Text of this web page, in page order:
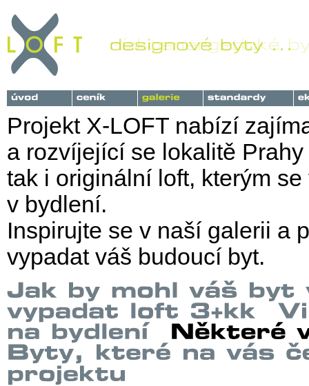
Projekt X-LOFT nabízí
a rozvíjející se lokalitě
tak i originální loft, kterým
v bydlení.
Inspirujte se v naší galerii a
vypadat váš budoucí byt.